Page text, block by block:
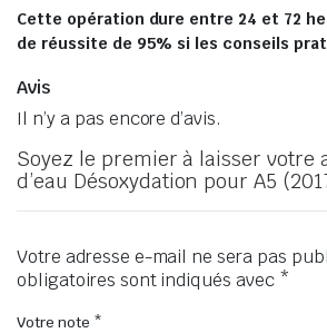
Cette opération dure entre 24 et 72
de réussite de 95% si les conseils
Avis
Il n’y a pas encore d’avis.
Soyez le premier à laisser votre
d’eau Désoxydation pour A5
Votre adresse e-mail ne sera pas
obligatoires sont indiqués avec *
Votre note *